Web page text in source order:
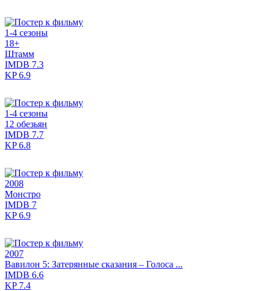
1-4 сезоны
18+
Штамм
IMDB 7.3
KP6.9
1-4 сезоны
12 обезьян
IMDB 7.7
KP6.8
2008
Монстро
IMDB 7
KP6.9
2007
Вавилон 5: Затерянные сказания – Голоса ...
IMDB 6.6
KP7.4